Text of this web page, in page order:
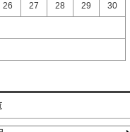
26 27 28 29 30